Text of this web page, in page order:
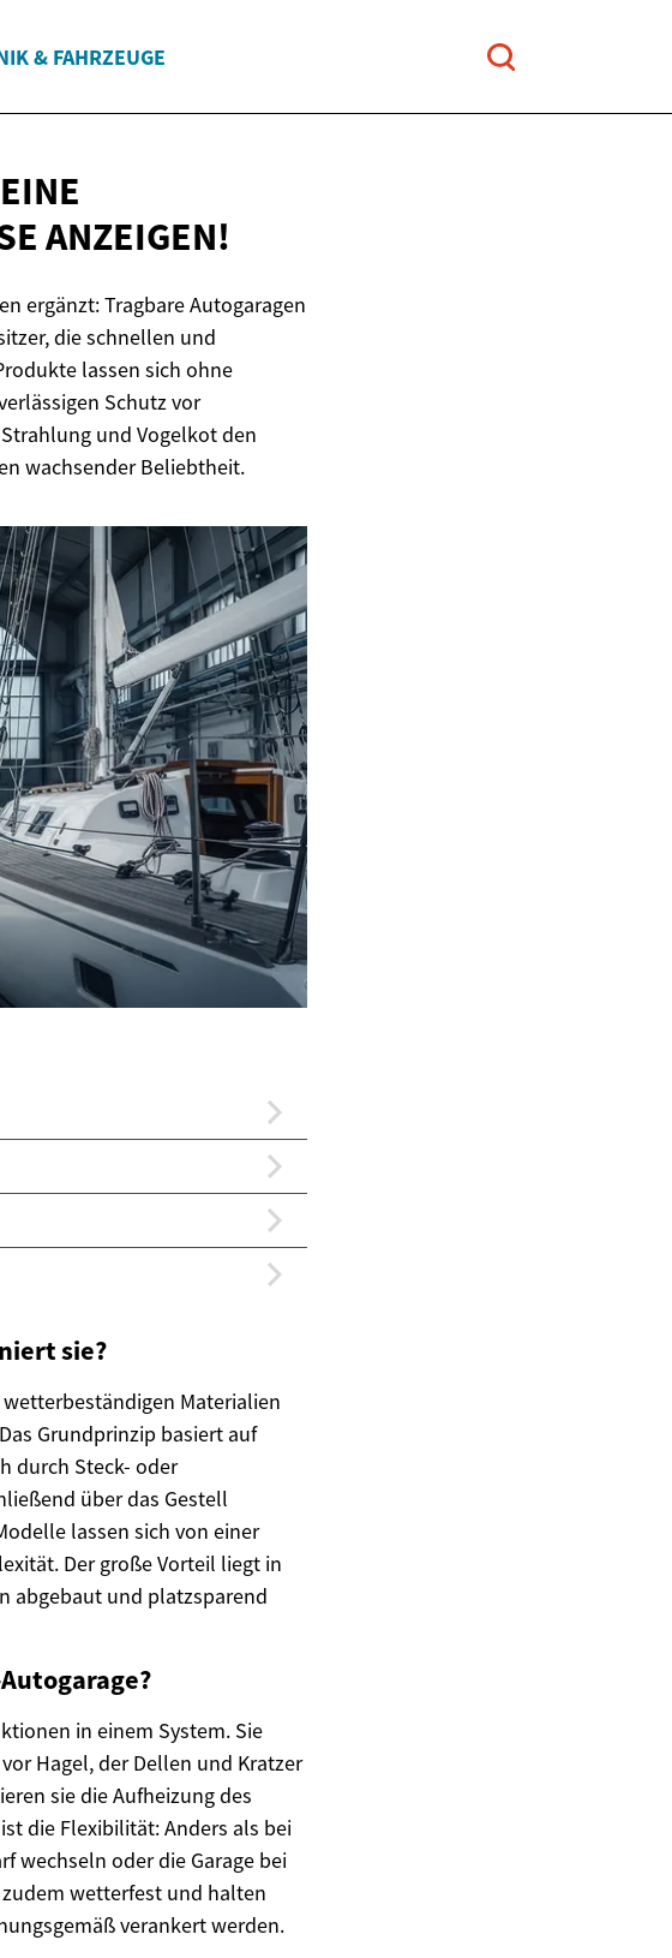
& FAHRZEUGE
ANZEIGEN!
ergänzt: Tragbare Autogaragen
die schnellen und
lassen sich ohne
Schutz vor
und Vogelkot den
wachsender Beliebtheit.
sie?
Materialien
Grundprinzip basiert auf
durch Steck- oder
über das Gestell
lassen sich von einer
Der große Vorteil liegt in
abgebaut und platzsparend
in einem System. Sie
Hagel, der Dellen und Kratzer
sie die Aufheizung des
die Flexibilität: Anders als bei
wechseln oder die Garage bei
wetterfest und halten
verankert werden.